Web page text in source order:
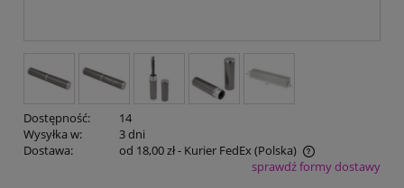
Dostępność:
14
Wysyłka w:
3 dni
Dostawa:
od 18,00 zł- Kurier FedEx(Polska)
Cena nie zawiera ewentualnych kosztów płatnościsprawdź formy dostawy